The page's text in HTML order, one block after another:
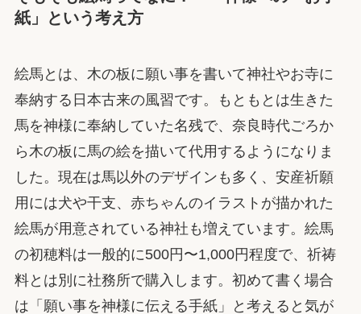
紙」という考え方
絵馬とは、木の板に願い事を書いて神社やお寺に
奉納する日本古来の風習です。もともとは生きた
馬を神様に奉納していた名残で、奈良時代ごろか
ら木の板に馬の絵を描いて代用するようになりま
した。現在は馬以外のデザインも多く、安産祈願
用には犬や干支、赤ちゃんのイラストが描かれた
絵馬が用意されている神社も増えています。絵馬
の初穂料は一般的に500円〜1,000円程度で、祈祷
料とは別に社務所で購入します。初めて書く場合
は「願い事を神様に伝える手紙」と考えると気が